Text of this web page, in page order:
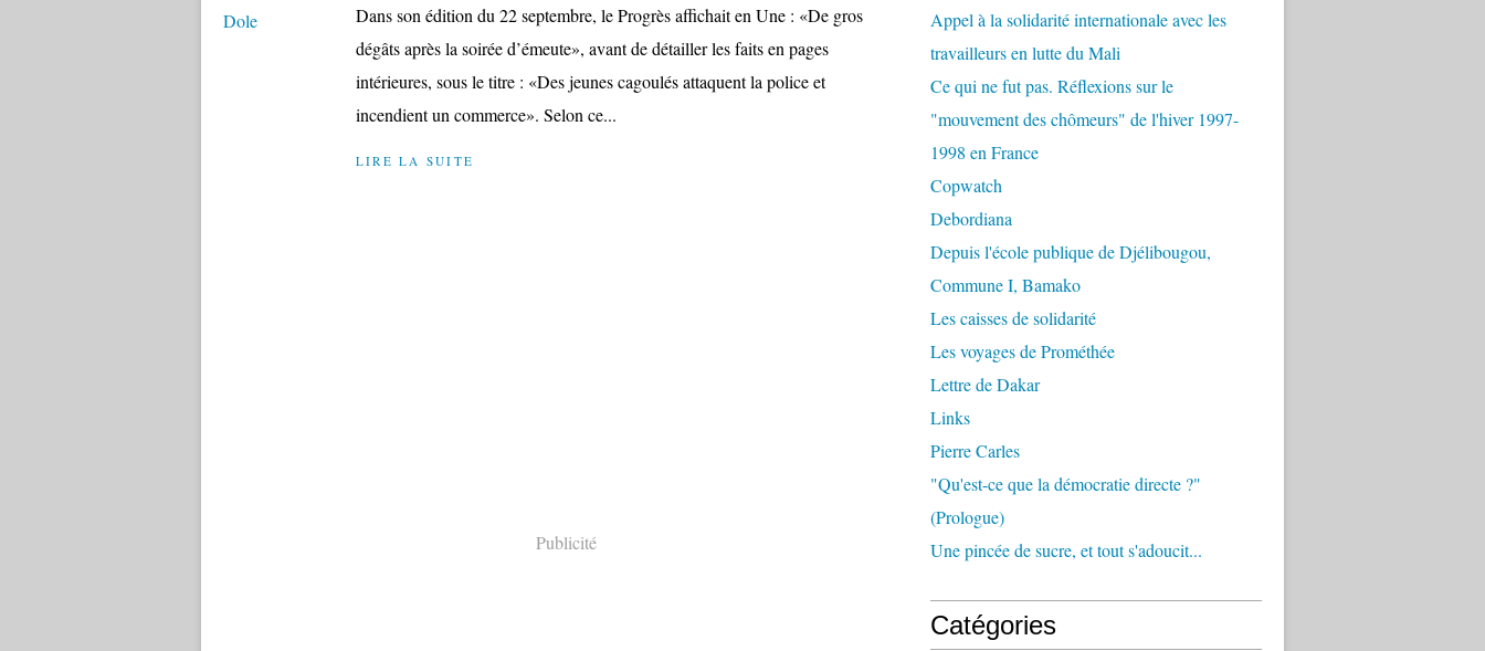
Dans son édition du 22 septembre, le Progrès affichait en Une : «De gros
dégâts après la soirée d’émeute», avant de détailler les faits en pages
intérieures, sous le titre : «Des jeunes cagoulés attaquent la police et
incendient un commerce». Selon ce...
LIRE LA SUITE
Publicité
Appel à la solidarité internationale avec les
travailleurs en lutte du Mali
Ce qui ne fut pas. Réflexions sur le
"mouvement des chômeurs" de l'hiver 1997-
1998 en France
Copwatch
Debordiana
Depuis l'école publique de Djélibougou,
Commune I, Bamako
Les caisses de solidarité
Les voyages de Prométhée
Lettre de Dakar
Links
Pierre Carles
"Qu'est-ce que la démocratie directe ?"
(Prologue)
Une pincée de sucre, et tout s'adoucit...
Catégories